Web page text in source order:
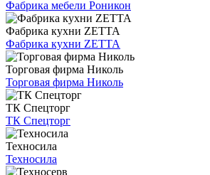
Фабрика мебели Роникон
Фабрика кухни ZETTA
Фабрика кухни ZETTA
Торговая фирма Николь
Торговая фирма Николь
ТК Спецторг
ТК Спецторг
Техносила
Техносила